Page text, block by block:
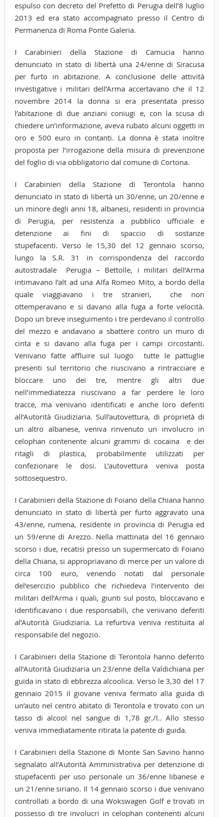
espulso con decreto del Prefetto di Perugia dell’8 luglio
2013 ed era stato accompagnato presso il Centro di
Permanenza di Roma Ponte Galeria.
I Carabinieri della Stazione di Camucia hanno
denunciato in stato di libertà una 24/enne di Siracusa
per furto in abitazione. A conclusione delle attività
investigative i militari dell’Arma accertavano che il 12
novembre 2014 la donna si era presentata presso
l’abitazione di due anziani coniugi e, con la scusa di
chiedere un’informazione, aveva rubato alcuni oggetti in
oro e 500 euro in contanti. La donna è stata inoltre
proposta per l’irrogazione della misura di prevenzione
del foglio di via obbligatorio dal comune di Cortona.
I Carabinieri della Stazione di Terontola hanno
denunciato in stato di libertà un 30/enne, un 20/enne e
un minore degli anni 18, albanesi, residenti in provincia
di Perugia, per resistenza a pubblico ufficiale e
detenzione ai fini di spaccio di sostanze
stupefacenti. Verso le 15,30 del 12 gennaio scorso,
lungo la S.R. 31 in corrispondenza del raccordo
autostradale Perugia – Bettolle, i militari dell’Arma
intimavano l’alt ad una Alfa Romeo Mito, a bordo della
quale viaggiavano i tre stranieri, che non
ottemperavano e si davano alla fuga a forte velocità.
Dopo un breve inseguimento i tre perdevano il controllo
del mezzo e andavano a sbattere contro un muro di
cinta e si davano alla fuga per i campi circostanti.
Venivano fatte affluire sul luogo tutte le pattuglie
presenti sul territorio che riuscivano a rintracciare e
bloccare uno dei tre, mentre gli altri due
nell’immediatezza riuscivano a far perdere le loro
tracce, ma venivano identificati e anche loro deferiti
all’Autorità Giudiziaria. Sull’autovettura, di proprietà di
un altro albanese, veniva rinvenuto un involucro in
celophan contenente alcuni grammi di cocaina e dei
ritagli di plastica, probabilmente utilizzati per
confezionare le dosi. L’autovettura veniva posta
sottosequestro.
I Carabinieri della Stazione di Foiano della Chiana hanno
denunciato in stato di libertà per furto aggravato una
43/enne, rumena, residente in provincia di Perugia ed
un 59/enne di Arezzo. Nella mattinata del 16 gennaio
scorso i due, recatisi presso un supermercato di Foiano
della Chiana, si appropriavano di merce per un valore di
circa 100 euro, venendo notati dal personale
del’esercizio pubblico che richiedeva l’intervento dei
militari dell’Arma i quali, giunti sul posto, bloccavano e
identificavano i due responsabili, che venivano deferiti
al’Autorità Giudiziaria. La refurtiva veniva restituita al
responsabile del negozio.
I Carabinieri della Stazione di Terontola hanno deferito
all’Autorità Giudiziaria un 23/enne della Valdichiana per
guida in stato di ebbrezza alcoolica. Verso le 3,30 del 17
gennaio 2015 il giovane veniva fermato alla guida di
un’auto nel centro abitato di Terontola e trovato con un
tasso di alcool nel sangue di 1,78 gr./l.. Allo stesso
veniva immediatamente ritirata la patente di guida.
I Carabinieri della Stazione di Monte San Savino hanno
segnalato all’Autorità Amministrativa per detenzione di
stupefacenti per uso personale un 36/enne libanese e
un 21/enne siriano. Il 14 gennaio scorso i due venivano
controllati a bordo di una Wokswagen Golf e trovati in
possesso di tre involucri in celophan contenenti alcuni